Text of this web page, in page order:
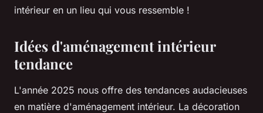
intérieur en un lieu qui vous ressemble !
Idées d'aménagement intérieur
tendance
L'année 2025 nous offre des tendances audacieuses
en matière d'aménagement intérieur. La décoration